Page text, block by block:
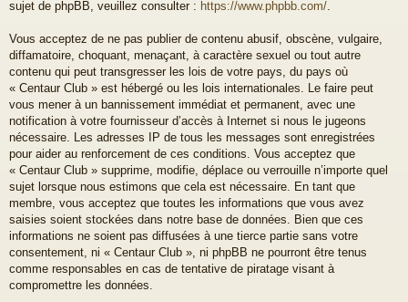
sujet de phpBB, veuillez consulter : https://www.phpbb.com/
Vous acceptez de ne pas publier de contenu abusif, obscène, vulgaire,
diffamatoire, choquant, menaçant, à caractère sexuel ou tout autre
contenu qui peut transgresser les lois de votre pays, du pays où
« Centaur Club » est hébergé ou les lois internationales. Le faire peut
vous mener à un bannissement immédiat et permanent, avec une
notification à votre fournisseur d’accès à Internet si nous le jugeons
nécessaire. Les adresses IP de tous les messages sont enregistrées
pour aider au renforcement de ces conditions. Vous acceptez que
« Centaur Club » supprime, modifie, déplace ou verrouille n’importe quel
sujet lorsque nous estimons que cela est nécessaire. En tant que
membre, vous acceptez que toutes les informations que vous avez
saisies soient stockées dans notre base de données. Bien que ces
informations ne soient pas diffusées à une tierce partie sans votre
consentement, ni « Centaur Club », ni phpBB ne pourront être tenus
comme responsables en cas de tentative de piratage visant à
compromettre les données.